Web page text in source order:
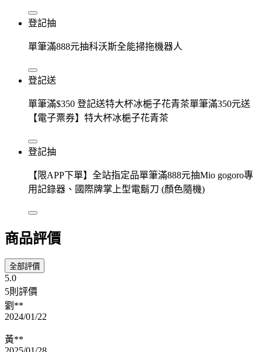
登記抽
單筆滿888元抽科沃斯全能掃拖機器人
登記送
單筆滿$350 登記送特大杯冰梔子花青茶單筆滿350元送
【電子票券】特大杯冰梔子花青茶
登記抽
【限APP下單】全站指定品單筆滿888元抽Mio gogoro專
用記錄器、國際牌掌上型電鬍刀 (顏色隨機)
商品評價
全部評價
5.0
5則評價
劉**
2024/01/22
黃**